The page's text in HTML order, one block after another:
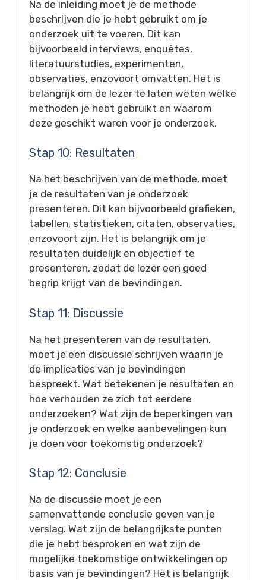
Na de inleiding moet je de methode
beschrijven die je hebt gebruikt om je
onderzoek uit te voeren. Dit kan
bijvoorbeeld interviews, enquêtes,
literatuurstudies, experimenten,
observaties, enzovoort omvatten. Het is
belangrijk om de lezer te laten weten welke
methoden je hebt gebruikt en waarom
deze geschikt waren voor je onderzoek.
Stap 10: Resultaten
Na het beschrijven van de methode, moet
je de resultaten van je onderzoek
presenteren. Dit kan bijvoorbeeld grafieken,
tabellen, statistieken, citaten, observaties,
enzovoort zijn. Het is belangrijk om je
resultaten duidelijk en objectief te
presenteren, zodat de lezer een goed
begrip krijgt van de bevindingen.
Stap 11: Discussie
Na het presenteren van de resultaten,
moet je een discussie schrijven waarin je
de implicaties van je bevindingen
bespreekt. Wat betekenen je resultaten en
hoe verhouden ze zich tot eerdere
onderzoeken? Wat zijn de beperkingen van
je onderzoek en welke aanbevelingen kun
je doen voor toekomstig onderzoek?
Stap 12: Conclusie
Na de discussie moet je een
samenvattende conclusie geven van je
verslag. Wat zijn de belangrijkste punten
die je hebt besproken en wat zijn de
mogelijke toekomstige ontwikkelingen op
basis van je bevindingen? Het is belangrijk